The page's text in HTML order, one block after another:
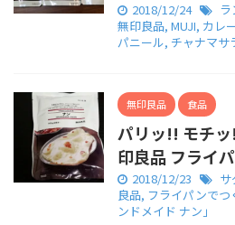
2018/12/24 ラ
無印良品, MUJI, カレ
パニール, チャナマサ
無印良品 食品
パリッ!! モチ
印良品 フライ
2018/12/23 サ
良品, フライパンでつ
ンドメイド ナン」